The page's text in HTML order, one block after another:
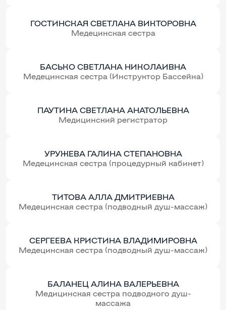
ГОСТИНСКАЯ СВЕТЛАНА ВИКТОРОВНА
Медецинская сестра
БАСЬКО СВЕТЛАНА НИКОЛАИВНА
Медецинская сестра (Инструктор Бассейна)
ПАУТИНА СВЕТЛАНА АНАТОЛЬЕВНА
Медицинский регистратор
УРУЖЕВА ГАЛИНА СТЕПАНОВНА
Медецинская сестра (процедурный кабинет)
ТИТОВА АЛЛА ДМИТРИЕВНА
Медецинская сестра (подводный душ-массаж)
СЕРГЕЕВА КРИСТИНА ВЛАДИМИРОВНА
Медецинская сестра (подводный душ-массаж)
БАЛАНЕЦ АЛИНА ВАЛЕРЬЕВНА
Медицинская сестра подводного душ-
массажа